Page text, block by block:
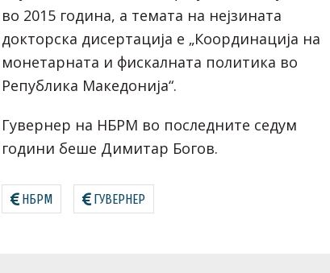
во 2015 година, а темата на нејзината
докторска дисертација е „Координација на
монетарната и фискалната политика во
Република Македонија“.
Гувернер на НБРМ во последните седум
години беше Димитар Богов.
НБРМ ГУВЕРНЕР